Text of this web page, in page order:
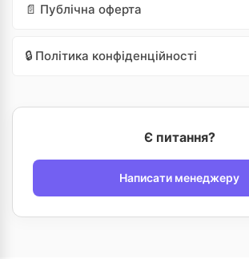
📄 Публічна оферта
🔒 Політика конфіденційності
Є питання?
Написати менеджеру